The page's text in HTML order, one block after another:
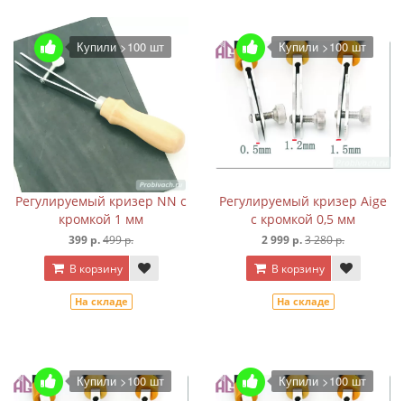
Купили >100 шт
Регулируемый кризер NN с
кромкой 1 мм
399 р.499 р.
В корзину
На складе
Купили >100 шт
Регулируемый кризер Aige
с кромкой 0,5 мм
2 999 р.3 280 р.
В корзину
На складе
Купили >100 шт Купили >100 шт